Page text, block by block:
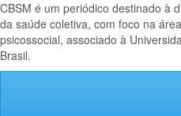
CBSM é um periódico destinado à
da saúde coletiva, com foco na
psicossocial, associado à
Brasil.